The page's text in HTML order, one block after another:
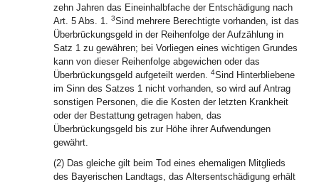
zehn Jahren das Eineinhalbfache der Entschädigung nach
Art. 5 Abs. 1. 3Sind mehrere Berechtigte vorhanden, ist das
Überbrückungsgeld in der Reihenfolge der Aufzählung in
Satz 1 zu gewähren; bei Vorliegen eines wichtigen Grundes
kann von dieser Reihenfolge abgewichen oder das
Überbrückungsgeld aufgeteilt werden. 4Sind Hinterbliebene
im Sinn des Satzes 1 nicht vorhanden, so wird auf Antrag
sonstigen Personen, die die Kosten der letzten Krankheit
oder der Bestattung getragen haben, das
Überbrückungsgeld bis zur Höhe ihrer Aufwendungen
gewährt.
(2) Das gleiche gilt beim Tod eines ehemaligen Mitglieds
des Bayerischen Landtags, das Altersentschädigung erhält